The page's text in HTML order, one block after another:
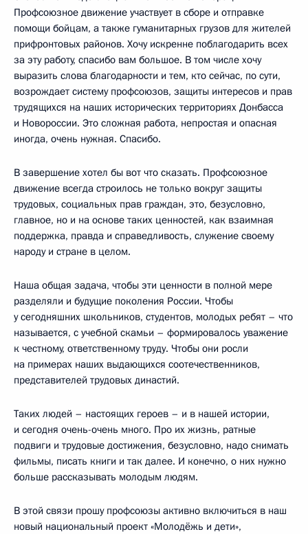
Профсоюзное движение участвует в сборе и отправке
помощи бойцам, а также гуманитарных грузов для жителей
прифронтовых районов. Хочу искренне поблагодарить всех
за эту работу, спасибо вам большое. В том числе хочу
выразить слова благодарности и тем, кто сейчас, по сути,
возрождает систему профсоюзов, защиты интересов и прав
трудящихся на наших исторических территориях Донбасса
и Новороссии. Это сложная работа, непростая и опасная
иногда, очень нужная. Спасибо.
В завершение хотел бы вот что сказать. Профсоюзное
движение всегда строилось не только вокруг защиты
трудовых, социальных прав граждан, это, безусловно,
главное, но и на основе таких ценностей, как взаимная
поддержка, правда и справедливость, служение своему
народу и стране в целом.
Наша общая задача, чтобы эти ценности в полной мере
разделяли и будущие поколения России. Чтобы
у сегодняшних школьников, студентов, молодых ребят – что
называется, с учебной скамьи – формировалось уважение
к честному, ответственному труду. Чтобы они росли
на примерах наших выдающихся соотечественников,
представителей трудовых династий.
Таких людей – настоящих героев – и в нашей истории,
и сегодня очень-очень много. Про их жизнь, ратные
подвиги и трудовые достижения, безусловно, надо снимать
фильмы, писать книги и так далее. И конечно, о них нужно
больше рассказывать молодым людям.
В этой связи прошу профсоюзы активно включиться в наш
новый национальный проект «Молодёжь и дети»,